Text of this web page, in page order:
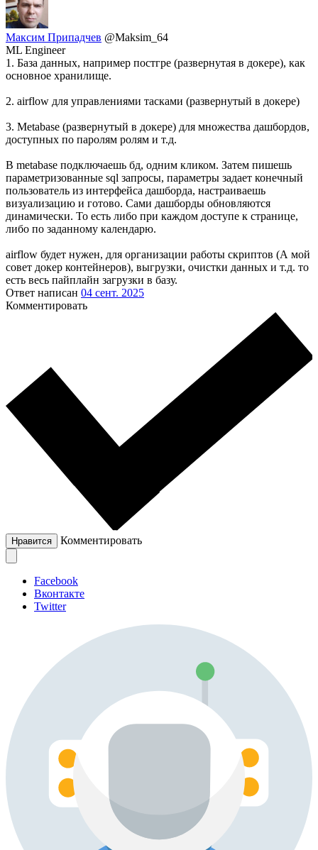
Максим Припадчев @Maksim_64
ML Engineer
1. База данных, например постгре (развернутая в докере), как
основное хранилище.
2. airflow для управлениями тасками (развернутый в докере)
3. Metabase (развернутый в докере) для множества дашбордов,
доступных по паролям ролям и т.д.
В metabase подключаешь бд, одним кликом. Затем пишешь
параметризованные sql запросы, параметры задает конечный
пользователь из интерфейса дашборда, настраиваешь
визуализацию и готово. Сами дашборды обновляются
динамически. То есть либо при каждом доступе к странице,
либо по заданному календарю.
airflow будет нужен, для организации работы скриптов (А мой
совет докер контейнеров), выгрузки, очистки данных и т.д. то
есть весь пайплайн загрузки в базу.
Ответ написан 04 сент. 2025
Комментировать
Нравится Комментировать
Facebook
Вконтакте
Twitter